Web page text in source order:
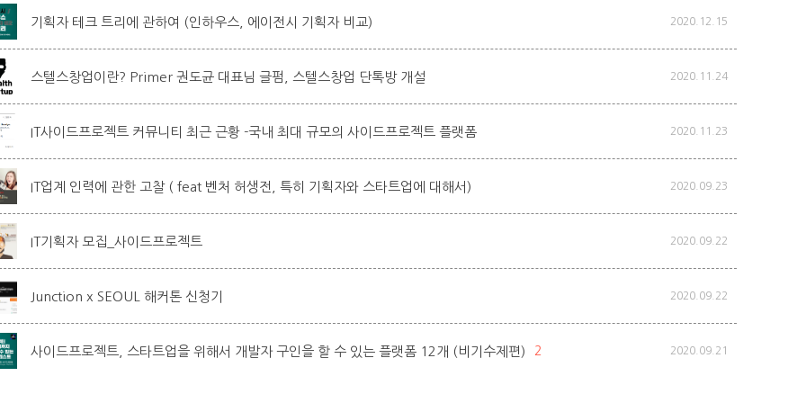
기획자 테크 트리에 관하여 (인하우스, 에이전시 기획자 비교) 2020.12.15
스텔스창업이란? Primer 권도균 대표님 글펌, 스텔스창업 단톡방 개설 2020.11.24
IT사이드프로젝트 커뮤니티 최근 근황 -국내 최대 규모의 사이드프로젝트 플랫폼 2020.11.23
IT업계 인력에 관한 고찰 ( feat 벤처 허생전, 특히 기획자와 스타트업에 대해서) 2020.09.23
IT기획자 모집_사이드프로젝트 2020.09.22
Junction x SEOUL 해커톤 신청기 2020.09.22
사이드프로젝트, 스타트업을 위해서 개발자 구인을 할 수 있는 플랫폼 12개 (비기수제편) 2 2020.09.21